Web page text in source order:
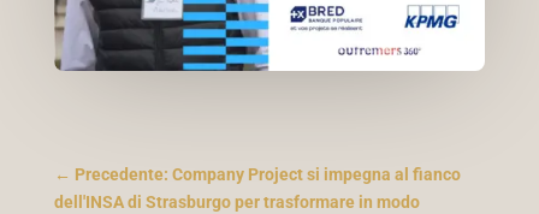
← Precedente: Company Project si impegna al fianco
dell'INSA di Strasburgo per trasformare in modo